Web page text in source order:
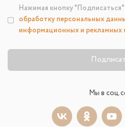
Нажимая кнопку
обработку персональных
информационных и рекламных
Мы в